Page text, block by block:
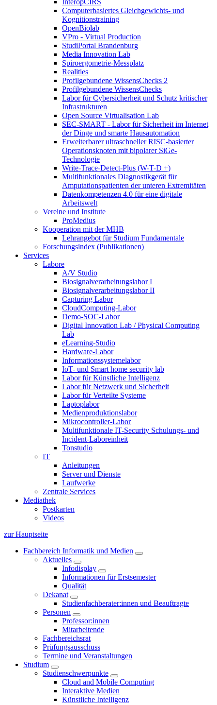
InteropCIRS
Computerbasiertes Gleichgewichts- und
Kognitionstraining
OpenBiolab
VPro - Virtual Production
StudiPortal Brandenburg
Media Innovation Lab
Spiroergometrie-Messplatz
Realities
Profilgebundene WissensChecks 2
Profilgebundene WissensChecks
Labor für Cybersicherheit und Schutz kritischer
Infrastrukturen
Open Source Virtualisation Lab
SEC-SMART - Labor für Sicherheit im Internet
der Dinge und smarte Hausautomation
Erweiterbarer ultraschneller RISC-basierter
Operationsknoten mit bipolarer SiGe-
Technologie
Write-Trace-Detect-Plus (W-T-D +)
Multifunktionales Diagnostikgerät für
Amputationspatienten der unteren Extremitäten
Datenkompetenzen 4.0 für eine digitale
Arbeitswelt
Vereine und Institute
ProMedius
Kooperation mit der MHB
Lehrangebot für Studium Fundamentale
Forschungsindex (Publikationen)
Services
Labore
A/V Studio
Biosignalverarbeitungslabor I
Biosignalverarbeitungslabor II
Capturing Labor
CloudComputing-Labor
Demo-SOC-Labor
Digital Innovation Lab / Physical Computing
Lab
eLearning-Studio
Hardware-Labor
Informationssystemelabor
IoT- und Smart home security lab
Labor für Künstliche Intelligenz
Labor für Netzwerk und Sicherheit
Labor für Verteilte Systeme
Laptoplabor
Medienproduktionslabor
Mikrocontroller-Labor
Multifunktionale IT-Security Schulungs- und
Incident-Laboreinheit
Tonstudio
IT
Anleitungen
Server und Dienste
Laufwerke
Zentrale Services
Mediathek
Postkarten
Videos
zur Hauptseite
Fachbereich Informatik und Medien
Aktuelles
Infodisplay
Informationen für Erstsemester
Qualität
Dekanat
Studienfachberater:innen und Beauftragte
Personen
Professor:innen
Mitarbeitende
Fachbereichsrat
Prüfungsausschuss
Termine und Veranstaltungen
Studium
Studienschwerpunkte
Cloud and Mobile Computing
Interaktive Medien
Künstliche Intelligenz